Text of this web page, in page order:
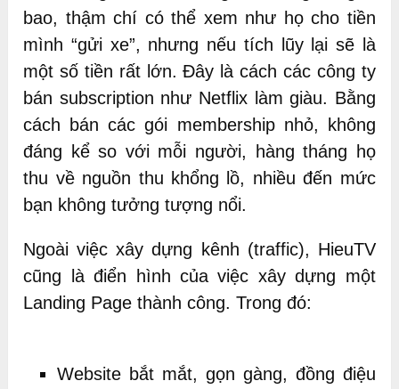
bao, thậm chí có thể xem như họ cho tiền
mình “gửi xe”, nhưng nếu tích lũy lại sẽ là
một số tiền rất lớn. Đây là cách các công ty
bán subscription như Netflix làm giàu. Bằng
cách bán các gói membership nhỏ, không
đáng kể so với mỗi người, hàng tháng họ
thu về nguồn thu khổng lồ, nhiều đến mức
bạn không tưởng tượng nổi.
Ngoài việc xây dựng kênh (traffic), HieuTV
cũng là điển hình của việc xây dựng một
Landing Page thành công. Trong đó:
Website bắt mắt, gọn gàng, đồng điệu